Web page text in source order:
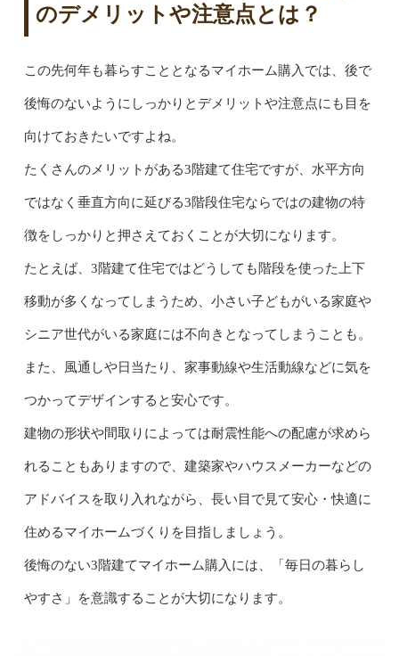
のデメリットや注意点とは？
この先何年も暮らすこととなるマイホーム購入では、後で
後悔のないようにしっかりとデメリットや注意点にも目を
向けておきたいですよね。
たくさんのメリットがある3階建て住宅ですが、水平方向
ではなく垂直方向に延びる3階段住宅ならではの建物の特
徴をしっかりと押さえておくことが大切になります。
たとえば、3階建て住宅ではどうしても階段を使った上下
移動が多くなってしまうため、小さい子どもがいる家庭や
シニア世代がいる家庭には不向きとなってしまうことも。
また、風通しや日当たり、家事動線や生活動線などに気を
つかってデザインすると安心です。
建物の形状や間取りによっては耐震性能への配慮が求めら
れることもありますので、建築家やハウスメーカーなどの
アドバイスを取り入れながら、長い目で見て安心・快適に
住めるマイホームづくりを目指しましょう。
後悔のない3階建てマイホーム購入には、「毎日の暮らし
やすさ」を意識することが大切になります。